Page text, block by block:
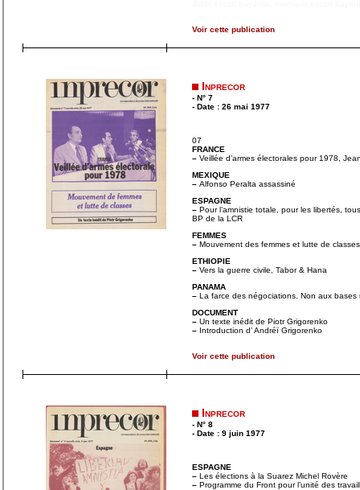
Voir cette publication
Inprecor
- N° 7
- Date : 26 mai 1977
07
FRANCE
– Veillée d’armes électorales pour 1978,
MEXIQUE
– Alfonso Peralta assassiné
ESPAGNE
– Pour l’amnistie totale, pour les libertés,
BP de la LCR
FEMMES
– Mouvement des femmes et lutte de
ETHIOPIE
– Vers la guerre civile, Tabor & Hana
PANAMA
– La farce des négociations. Non aux bases
DOCUMENT
– Un texte inédit de Piotr Grigorenko
– Introduction d’ Andréï Grigorenko
Voir cette publication
Inprecor
- N° 8
- Date : 9 juin 1977
ESPAGNE
– Les élections à la Suarez Michel Rovère
– Programme du Front pour l’unité des